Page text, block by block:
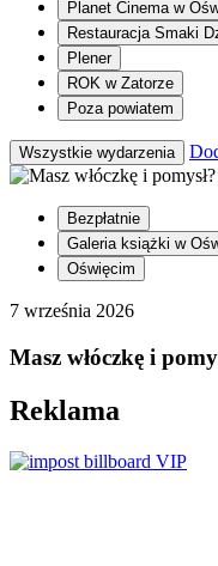
Planet Cinema w
Restauracja Smaki
Plener
ROK w Zatorze
Poza powiatem
Wszystkie wydarzenia
Bezpłatnie
Galeria książki w
Oświęcim
7 września 2026
Masz włóczkę i
Reklama